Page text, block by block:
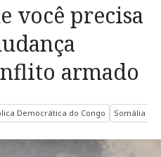
você precisa
armado
Democrática do Congo Somália